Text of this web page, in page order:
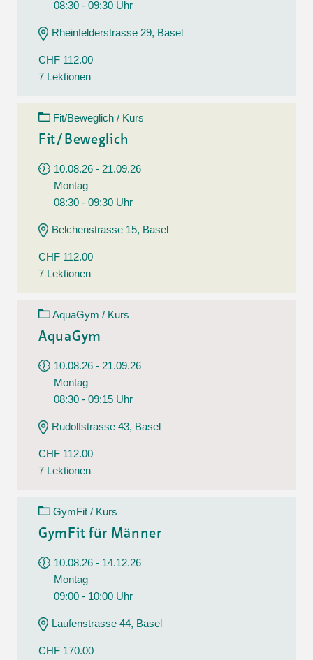
08:30 - 09:30 Uhr
Rheinfelderstrasse 29, Basel
CHF 112.00
7 Lektionen
Fit/Beweglich / Kurs
Fit/Beweglich
10.08.26 - 21.09.26
Montag
08:30 - 09:30 Uhr
Belchenstrasse 15, Basel
CHF 112.00
7 Lektionen
AquaGym / Kurs
AquaGym
10.08.26 - 21.09.26
Montag
08:30 - 09:15 Uhr
Rudolfstrasse 43, Basel
CHF 112.00
7 Lektionen
GymFit / Kurs
GymFit für Männer
10.08.26 - 14.12.26
Montag
09:00 - 10:00 Uhr
Laufenstrasse 44, Basel
CHF 170.00